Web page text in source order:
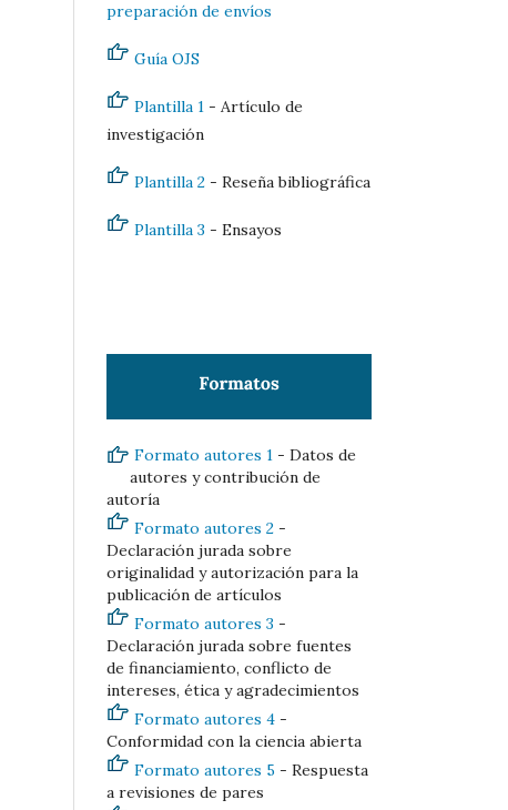
preparación de envíos
Guía OJS
Plantilla 1 - Artículo de
investigación
Plantilla 2 - Reseña bibliográfica
Plantilla 3 - Ensayos
Formato autores 1 - Datos de
autores y contribución de
autoría
Formato autores 2 -
Declaración jurada sobre
originalidad y autorización para la
publicación de artículos
Formato autores 3 -
Declaración jurada sobre fuentes
de financiamiento, conflicto de
intereses, ética y agradecimientos
Formato autores 4 -
Conformidad con la ciencia abierta
Formato autores 5 - Respuesta
a revisiones de pares